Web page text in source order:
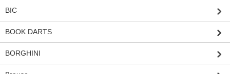
BIC
BOOK DARTS
BORGHINI